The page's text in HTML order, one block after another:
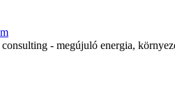
- megújuló energia,